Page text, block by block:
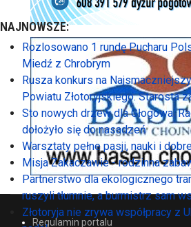
Regulamin portalu
NAJNOWSZE:
Rozlosowano 1 rundę Pucharu
Miedź z Chrobrym
Rusza konkurs na
Powiatu Złotoryjskiego. Starosta
Sto nowych drzew dla Głogowa.
dołożyło się do nasadzeń
Warsztaty pełne pasji, nauki i
Misja Zakaczawie - rodzinna
Partnerstwo dla ekologicznego
ruszyli tłumnie, a burmistrz sam
Złotoryja nie zrywa współpracy z